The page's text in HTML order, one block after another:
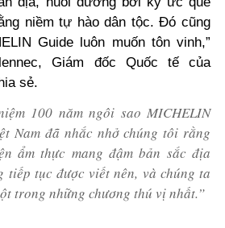
niềm tự hào dân tộc. Đó cũng
Guide luôn muốn tôn vinh,”
Giám đốc Quốc tế của
sẻ.
100 năm ngôi sao MICHELIN
Nam đã nhắc nhở chúng tôi rằng
ẩm thực mang đậm bản sắc địa
tiếp tục được viết nên, và chúng ta
trong những chương thú vị nhất.”